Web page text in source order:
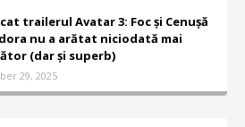
trailerul Avatar 3: Foc și Cenușă
nu a arătat niciodată mai
(dar și superb)
29, 2025